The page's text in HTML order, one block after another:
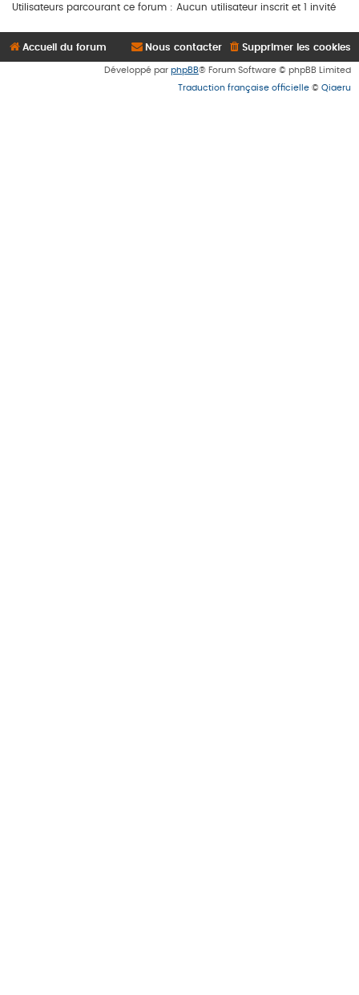
Utilisateurs parcourant ce forum : Aucun utilisateur inscrit et 1 invité
Accueil du forum Supprimer les cookies
Nous contacter
Développé par phpBB® Forum Software © phpBB Limited
Traduction française officielle © Qiaeru